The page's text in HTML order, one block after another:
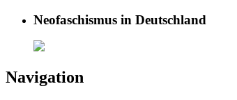
Neofaschismus in Deutschland
Navigation